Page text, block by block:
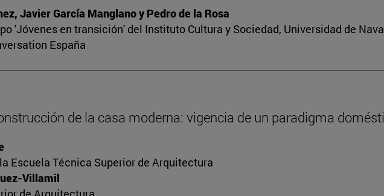
Javier García Manglano y Pedro de la Rosa
'Jóvenes en transición' del Instituto Cultura y Sociedad, Universidad de
España
de la casa moderna: vigencia de un paradigma
Escuela Técnica Superior de Arquitectura
Villamil